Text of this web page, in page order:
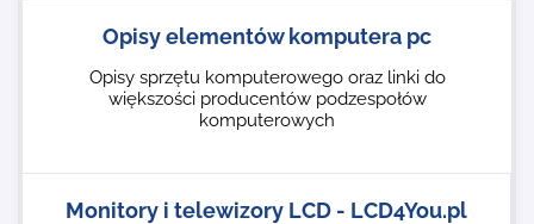
Opisy elementów komputera pc
Opisy sprzętu komputerowego oraz linki do
większości producentów podzespołów
komputerowych
Monitory i telewizory LCD - LCD4You.pl